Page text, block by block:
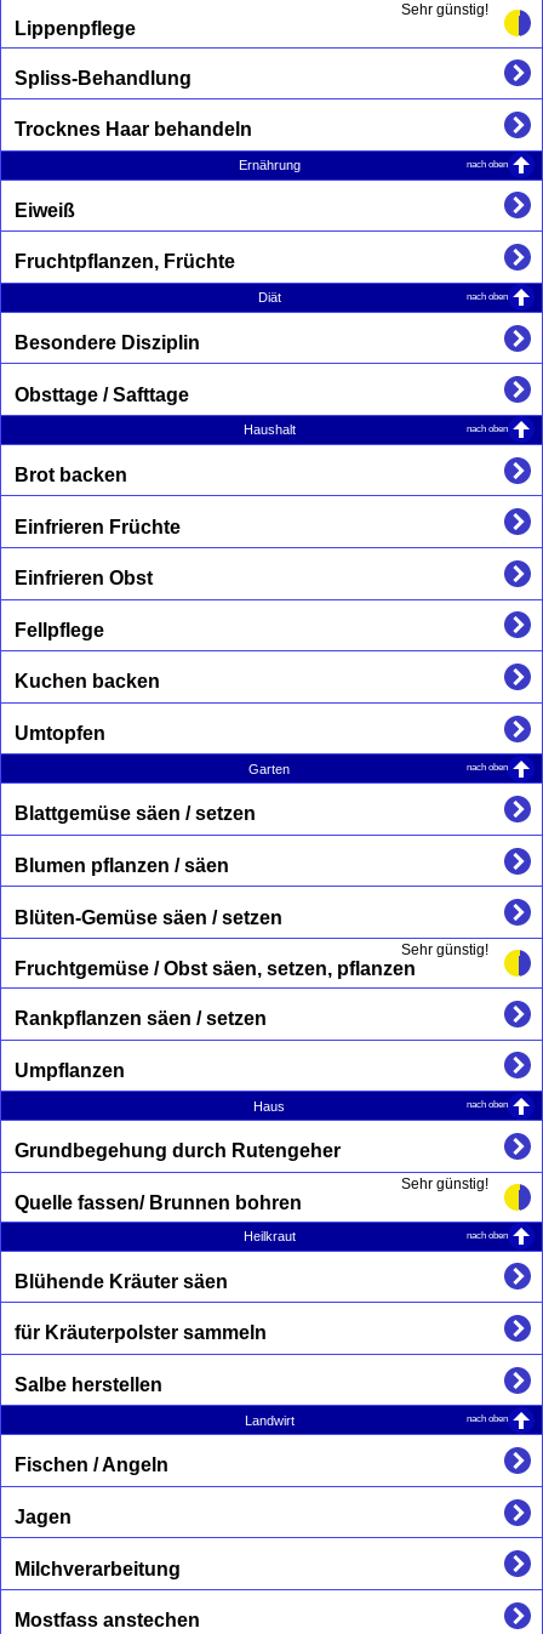
Sehr günstig!
Lippenpflege
Spliss-Behandlung
Trocknes Haar behandeln
Ernährung nach oben
Eiweiß
Fruchtpflanzen, Früchte
Diät nach oben
Besondere Disziplin
Obsttage / Safttage
Haushalt nach oben
Brot backen
Einfrieren Früchte
Einfrieren Obst
Fellpflege
Kuchen backen
Umtopfen
Garten nach oben
Blattgemüse säen / setzen
Blumen pflanzen / säen
Blüten-Gemüse säen / setzen
Sehr günstig!
Fruchtgemüse / Obst säen, setzen, pflanzen
Rankpflanzen säen / setzen
Umpflanzen
Haus nach oben
Grundbegehung durch Rutengeher
Sehr günstig!
Quelle fassen/ Brunnen bohren
Heilkraut nach oben
Blühende Kräuter säen
für Kräuterpolster sammeln
Salbe herstellen
Landwirt nach oben
Fischen / Angeln
Jagen
Milchverarbeitung
Mostfass anstechen